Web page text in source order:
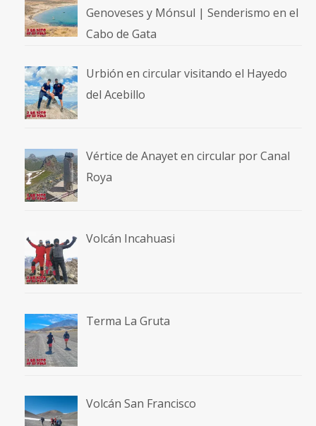
Genoveses y Mónsul | Senderismo en el
Cabo de Gata
Urbión en circular visitando el Hayedo
del Acebillo
Vértice de Anayet en circular por Canal
Roya
Volcán Incahuasi
Terma La Gruta
Volcán San Francisco